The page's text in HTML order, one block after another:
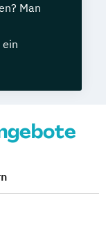
Man
ein